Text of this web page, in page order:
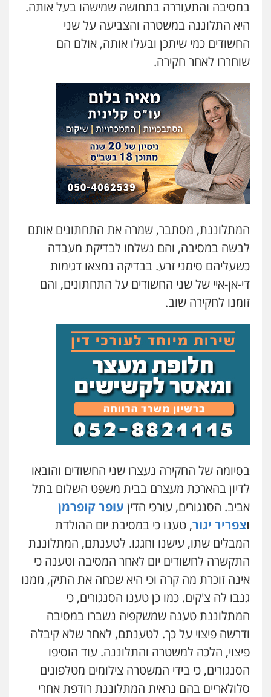
במסיבה והתעוררה בתחושה שמישהו בעל אותה.
היא התלוננה במשטרה והצביעה על שני
החשודים כמי שיתכן ובעלו אותה, אולם הם
שוחררו לאחר חקירה.
המתלוננת, מסתבר, שמרה את התחתונים אותם
לבשה במסיבה, והם נשלחו לבדיקת מעבדה
כשעליהם סימני זרע. בבדיקה נמצאו דגימות
די-אן-איי של שני החשודים על התחתונים, והם
זומנו לחקירה שוב.
בסיומה של החקירה נעצרו שני החשודים והובאו
לדיון בהארכת מעצרם בבית משפט השלום בתל
אביב. הסנגורים, עורכי הדין עופר קופרמן
וצפריר יגור, טענו כי במסיבת יום ההולדת
המבלים שתו, עישנו וחגגו. לטענתם, המתלוננת
התקשרה לחשודים יום לאחר המסיבה וטענה כי
אינה זוכרת מה קרה וכי היא שכחה את התיק, ממנו
גנבו לה צ'קים. כמו כן טענו הסנגורים, כי
המתלוננת טענה שמשקפיה נשברו במסיבה
ודרשה פיצוי על כך. לטענתם, לאחר שלא קיבלה
פיצוי, הלכה למשטרה והתלוננה. עוד הוסיפו
הסנגורים, כי בידי המשטרה צילומים מטלפונים
סלולאריים בהם נראית המתלוננת רודפת אחרי